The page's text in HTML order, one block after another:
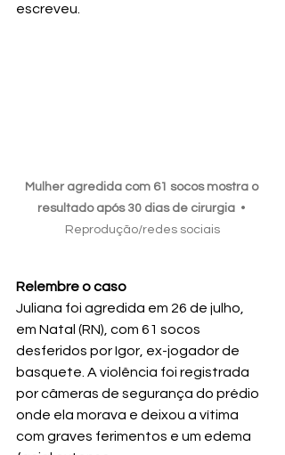
escreveu.
Mulher agredida com 61 socos mostra o
resultado após 30 dias de cirurgia •
Reprodução/redes sociais
Relembre o caso
Juliana foi agredida em 26 de julho,
em Natal (RN), com 61 socos
desferidos por Igor, ex-jogador de
basquete. A violência foi registrada
por câmeras de segurança do prédio
onde ela morava e deixou a vítima
com graves ferimentos e um edema